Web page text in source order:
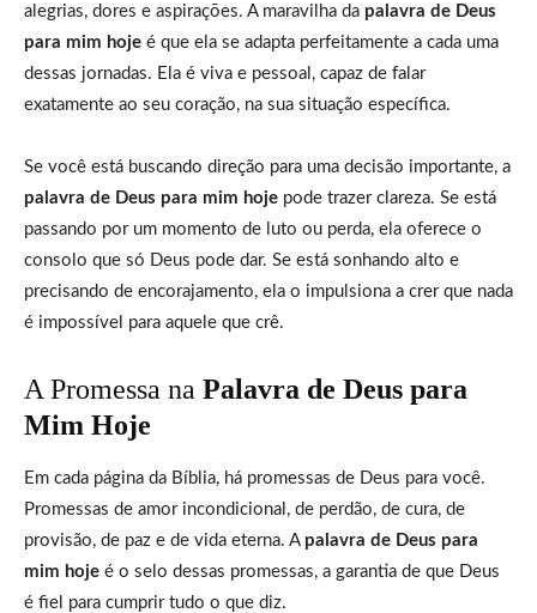
alegrias, dores e aspirações. A maravilha da palavra de Deus
para mim hoje é que ela se adapta perfeitamente a cada uma
dessas jornadas. Ela é viva e pessoal, capaz de falar
exatamente ao seu coração, na sua situação específica.
Se você está buscando direção para uma decisão importante, a
palavra de Deus para mim hoje pode trazer clareza. Se está
passando por um momento de luto ou perda, ela oferece o
consolo que só Deus pode dar. Se está sonhando alto e
precisando de encorajamento, ela o impulsiona a crer que nada
é impossível para aquele que crê.
A Promessa na Palavra de Deus para
Mim Hoje
Em cada página da Bíblia, há promessas de Deus para você.
Promessas de amor incondicional, de perdão, de cura, de
provisão, de paz e de vida eterna. A palavra de Deus para
mim hoje é o selo dessas promessas, a garantia de que Deus
é fiel para cumprir tudo o que diz.